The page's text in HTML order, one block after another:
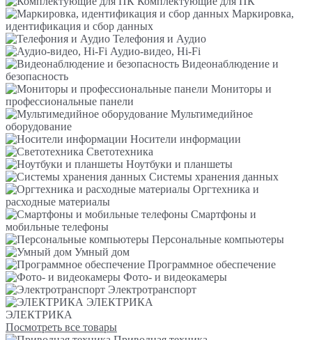
Маркировка,
идентификация и сбор данных
Телефония и Аудио
Аудио-видео, Hi-Fi
Видеонаблюдение и
безопасность
Мониторы и
профессиональные панели
Мультимедийное
оборудование
Носители информации
Светотехника
Ноутбуки и планшеты
Системы хранения данных
Оргтехника и
расходные материалы
Смартфоны и
мобильные телефоны
Персональные компьютеры
Умный дом
Программное обеспечение
Фото- и видеокамеры
Электротранспорт
ЭЛЕКТРИКА
ЭЛЕКТРИКА
Посмотреть все товары